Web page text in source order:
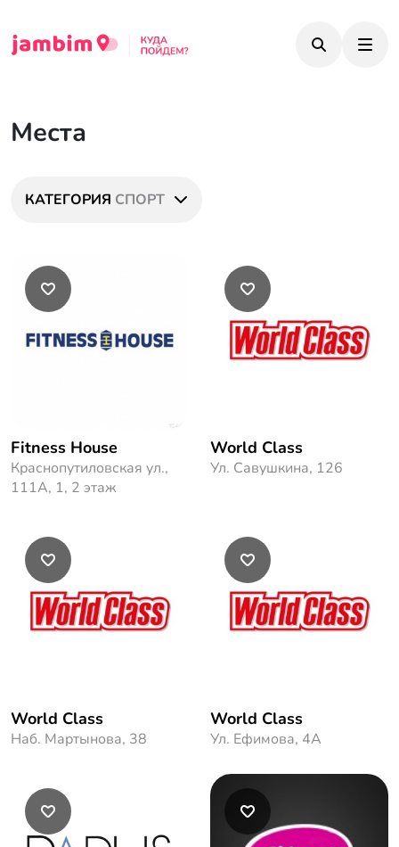
Места
КАТЕГОРИЯ СПОРТ
Fitness House
Краснопутиловская ул.,
111А, 1, 2 этаж
World Class
Ул. Савушкина, 126
World Class
Наб. Мартынова, 38
World Class
Ул. Ефимова, 4А